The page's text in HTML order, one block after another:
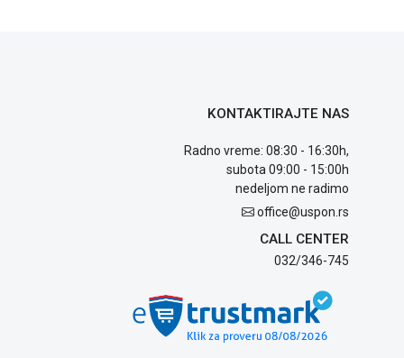
KONTAKTIRAJTE NAS
Radno vreme: 08:30 - 16:30h,
subota 09:00 - 15:00h
nedeljom ne radimo
office@uspon.rs
CALL CENTER
032/346-745